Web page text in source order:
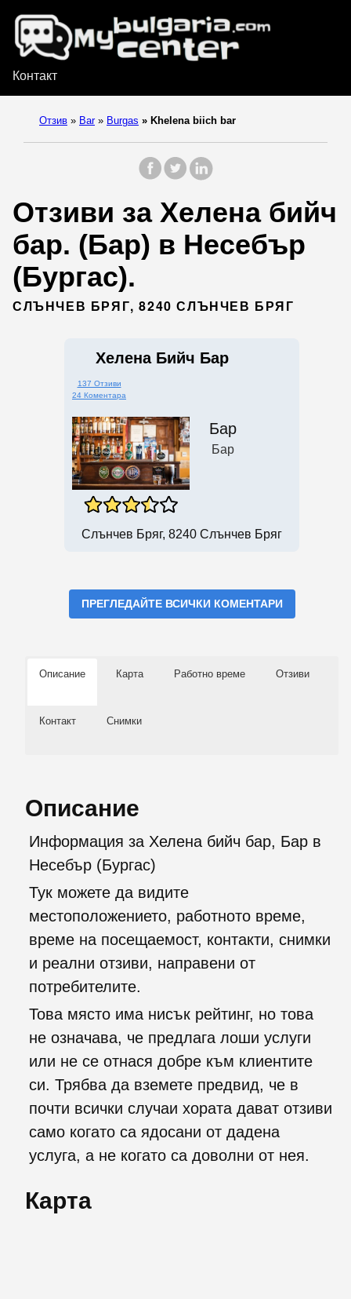
Контакт
Отзив » Bar » Burgas » Khelena biich bar
Отзиви за Хелена бийч
бар. (Бар) в Несебър
(Бургас).
СЛЪНЧЕВ БРЯГ, 8240 СЛЪНЧЕВ БРЯГ
Хелена Бийч Бар
137 Отзиви
24 Коментара
Бар
Бар
Слънчев Бряг, 8240 Слънчев Бряг
ПРЕГЛЕДАЙТЕ ВСИЧКИ КОМЕНТАРИ
Описание Карта Работно време Отзиви
Контакт Снимки
Описание
Информация за Хелена бийч бар, Бар в
Несебър (Бургас)
Тук можете да видите
местоположението, работното време,
време на посещаемост, контакти, снимки
и реални отзиви, направени от
потребителите.
Това място има нисък рейтинг, но това
не означава, че предлага лоши услуги
или не се отнася добре към клиентите
си. Трябва да вземете предвид, че в
почти всички случаи хората дават отзиви
само когато са ядосани от дадена
услуга, а не когато са доволни от нея.
Карта